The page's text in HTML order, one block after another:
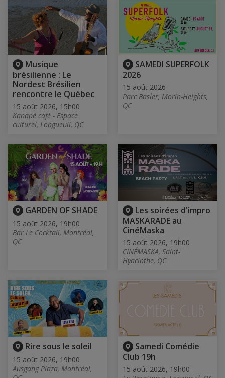
Musique
brésilienne : Le
Nordest Brésilien
rencontre le Québec
15 août 2026, 15h00
Kanapé café - Espace
culturel, Longueuil, QC
SAMEDI SUPERFOLK
2026
15 août 2026
Parc Basler, Morin-Heights,
QC
GARDEN OF SHADE
15 août 2026, 19h00
Bar Le Cocktail, Montréal,
QC
Les soirées d'impro
MASKARADE au
CinéMaska
15 août 2026, 19h00
CINÉMASKA, Saint-
Hyacinthe, QC
Rire sous le soleil
15 août 2026, 19h00
Ausgang Plaza, Montréal,
Samedi Comédie
Club 19h
15 août 2026, 19h00